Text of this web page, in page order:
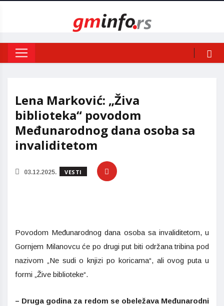
Lena Marković: „Živa
biblioteka“ povodom
Međunarodnog dana osoba sa
invaliditetom
03.12.2025. VESTI
Povodom Međunarodnog dana osoba sa invaliditetom, u
Gornjem Milanovcu će po drugi put biti održana tribina pod
nazivom „Ne sudi o knjizi po koricama“, ali ovog puta u
formi „Žive biblioteke“.
– Druga godina za redom se obeležava Međunarodni